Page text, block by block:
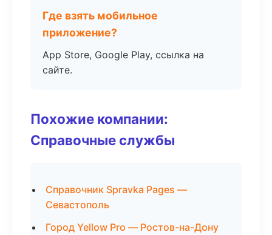
Где взять мобильное
приложение?
App Store, Google Play, ссылка на
сайте.
Похожие компании:
Справочные службы
Справочник Spravka Pages —
Севастополь
Город Yellow Pro — Ростов-на-Дону